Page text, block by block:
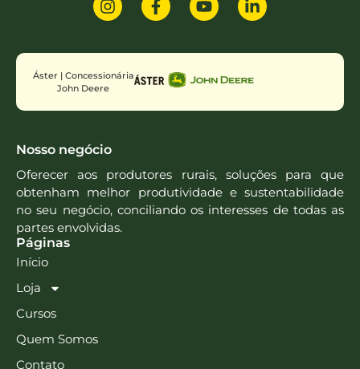
Áster | Concessionária
John Deere
Nosso negócio
Oferecer aos produtores rurais, soluções para que
obtenham melhor produtividade e sustentabilidade
no seu negócio, conciliando os interesses de todas as
partes envolvidas.
Páginas
Início
Loja
Cursos
Quem Somos
Contato